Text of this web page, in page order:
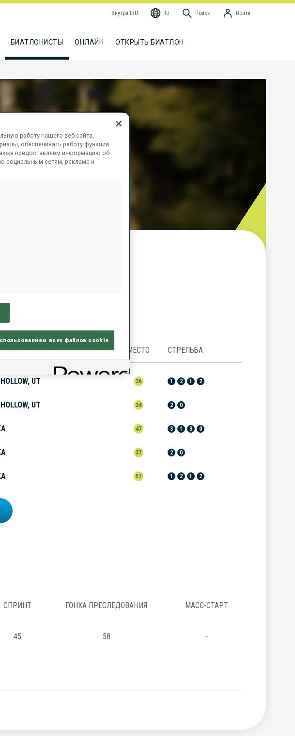
Внутри IBU RU Поиск Войти
БИАТЛОНИСТЫ ОНЛАЙН ОТКРЫТЬ БИАТЛОН
МЕСТО СТРЕЛЬБА
UT 36 1 2 1 2
UT 34 2 0
47 3 1 3 0
37 2 0
57 1 2 1 2
СПРИНТ ГОНКА ПРЕСЛЕДОВАНИЯ МАСС-СТАРТ
45 58 -
работу нашего веб-сайта,
обеспечивать работу функций
предоставляем информацию об
социальным сетям, рекламе и
всех файлов cookie